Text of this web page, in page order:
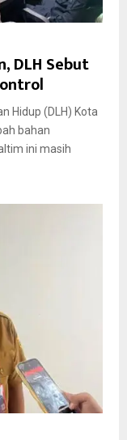
DLH Sebut
Hidup (DLH) Kota
bahan
ini masih